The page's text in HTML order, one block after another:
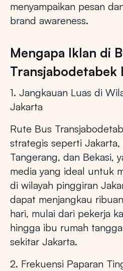
menyampaikan pesan
brand awareness.
Mengapa Iklan di
Transjabodetabek
1. Jangkauan Luas di
Jakarta
Rute Bus
strategis seperti
Tangerang, dan Bekasi,
media yang ideal untuk
di wilayah pinggiran
dapat menjangkau
hari, mulai dari pekerja
hingga ibu rumah
sekitar Jakarta.
2. Frekuensi Paparan